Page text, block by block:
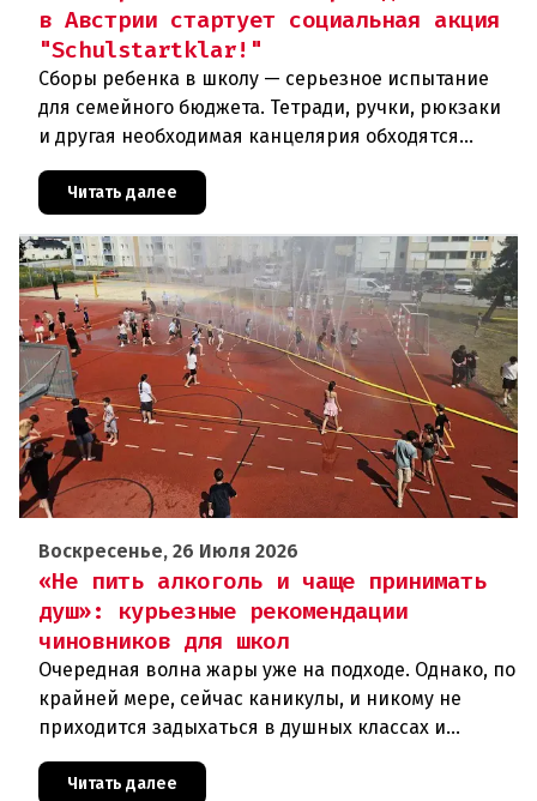
в Австрии стартует социальная акция
"Schulstartklar!"
Сборы ребенка в школу — серьезное испытание
для семейного бюджета. Тетради, ручки, рюкзаки
и другая необходимая канцелярия обходятся
семьи с низкими доходам
Читать далее
Воскресенье, 26 Июля 2026
«Не пить алкоголь и чаще принимать
душ»: курьезные рекомендации
чиновников для школ
Очередная волна жары уже на подходе. Однако, по
крайней мере, сейчас каникулы, и никому не
приходится задыхаться в душных классах и
была в конце июня, ког
Читать далее